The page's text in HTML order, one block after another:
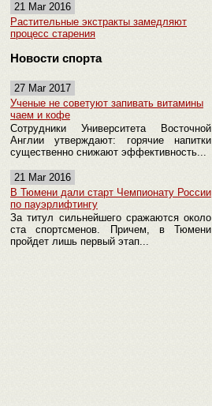
21 Mar 2016
Растительные экстракты замедляют
процесс старения
Новости спорта
27 Mar 2017
Ученые не советуют запивать витамины
чаем и кофе
Сотрудники Университета Восточной
Англии утверждают: горячие напитки
существенно снижают эффективность...
21 Mar 2016
В Тюмени дали старт Чемпионату России
по пауэрлифтингу
За титул сильнейшего сражаются около
ста спортсменов. Причем, в Тюмени
пройдет лишь первый этап...